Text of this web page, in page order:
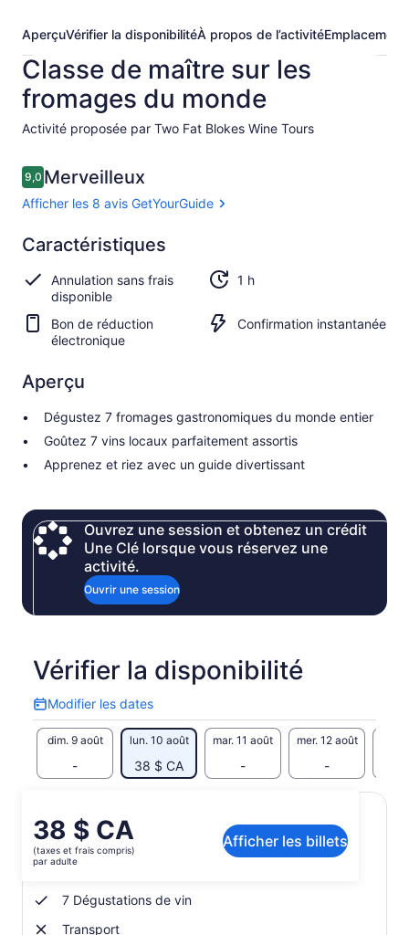
AperçuVérifier la disponibilitéÀ propos de l’activitéEmplacement
Classe de maître sur les
fromages du monde
Activité proposée par Two Fat Blokes Wine Tours
Avis
9,09,0 sur 10 –
Merveilleux
Afficher les 8 avis GetYourGuide
9.09.0 sur 10
Merveilleux
Afficher les
8 avis
GetYourGuide
Caractéristiques
Annulation sans frais
disponible
1 h
Bon de réduction
électronique
Confirmation instantanée
Aperçu
Dégustez 7 fromages gastronomiques du monde entier
Goûtez 7 vins locaux parfaitement assortis
Apprenez et riez avec un guide divertissant
Ouvrez une session et obtenez un crédit
Une Clé lorsque vous réservez une
activité.
Ouvrir une session
Vérifier la disponibilité
Modifier les dates
Modifier
les
dates
dim. 9 août
-
lun. 10 août
38 $ CA
mar. 11 août
-
mer. 12 août
-
Le
prix
est
par
38 $ CA
(taxes et frais compris)
par adulte
Afficher les billets
Inclusions et exclusions
7 Dégustations de vin
Transport